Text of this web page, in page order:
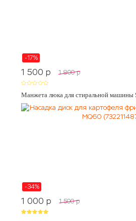
-17%
1 500 p 1 800 p
Манжета люка для стиральной машины
-34%
1 000 p 1 500 p